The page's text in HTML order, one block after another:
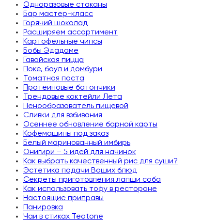
Одноразовые стаканы
Бар мастер-класс
Горячий шоколад
Расширяем ассортимент
Картофельные чипсы
Бобы Эдадаме
Гавайская пицца
Поке, боул и домбури
Томатная паста
Протеиновые батончики
Трендовые коктейли Лета
Пенообразователь пищевой
Сливки для взбивания
Осеннее обновление барной карты
Кофемашины под заказ
Белый маринованный имбирь
Онигири – 5 идей для начинок
Как выбрать качественный рис для суши?
Эстетика подачи Ваших блюд
Секреты приготовления лапши соба
Как использовать тофу в ресторане
Настоящие приправы
Панировка
Чай в стиках Teatone